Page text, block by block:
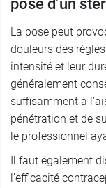
pose d’un
La pose peut
douleurs des
intensité et leur
généralement
suffisamment à
pénétration et de
le professionnel
Il faut également
l’efficacité